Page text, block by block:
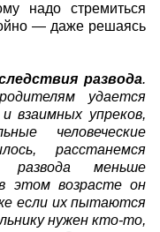
надо стремиться
— даже решаясь
развода.
удается
взаимных упреков,
человеческие
расстанемся
развода меньше
этом возрасте он
если их пытаются
нужен кто-то,